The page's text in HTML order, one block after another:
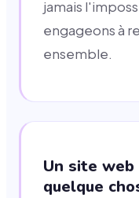
jamais
engageons à
ensemble.
Un site
quelque